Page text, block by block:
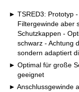
TSRED3: Prototyp
Filtergewinde aber
Schutzkappen -
schwarz - Achtung
sondern adaptiert
Optimal für große
geeignet
Anschlussgewinde